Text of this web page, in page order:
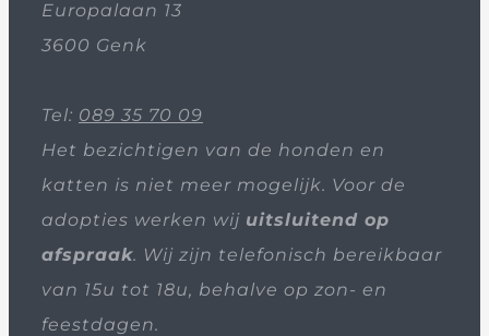
Europalaan 13
3600 Genk
Tel: 089 35 70 09
Het bezichtigen van de honden en
katten is niet meer mogelijk. Voor de
adopties werken wij uitsluitend op
afspraak. Wij zijn telefonisch bereikbaar
van 15u tot 18u, behalve op zon- en
feestdagen.